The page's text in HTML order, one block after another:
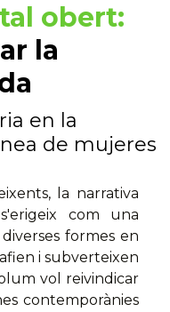
obert:
la
en la
de mujeres
la narrativa
com una
formes en
i subverteixen
vol reivindicar
contemporànies